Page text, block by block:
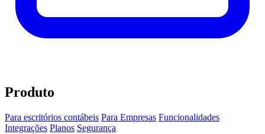
Produto
Para escritórios contábeis Para Empresas Funcionalidades
Integrações Planos Segurança